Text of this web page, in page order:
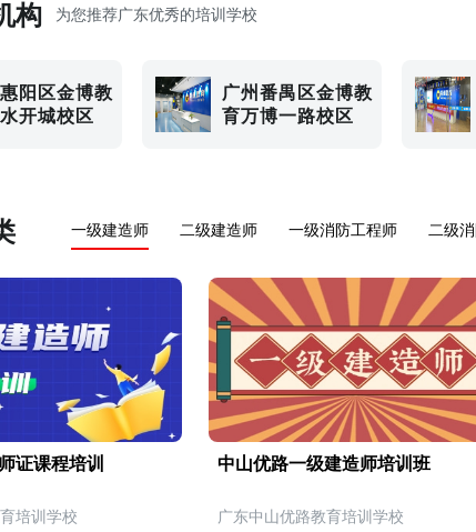
程构 为您推荐广东优秀的培训学校
阳区金博教
开城校区
广州番禺区金博教
育万博一路校区
一级建造师 二级建造师 一级消防工程师 二级
证课程培训
培训学校
中山优路一级建造师培训班
广东中山优路教育培训学校